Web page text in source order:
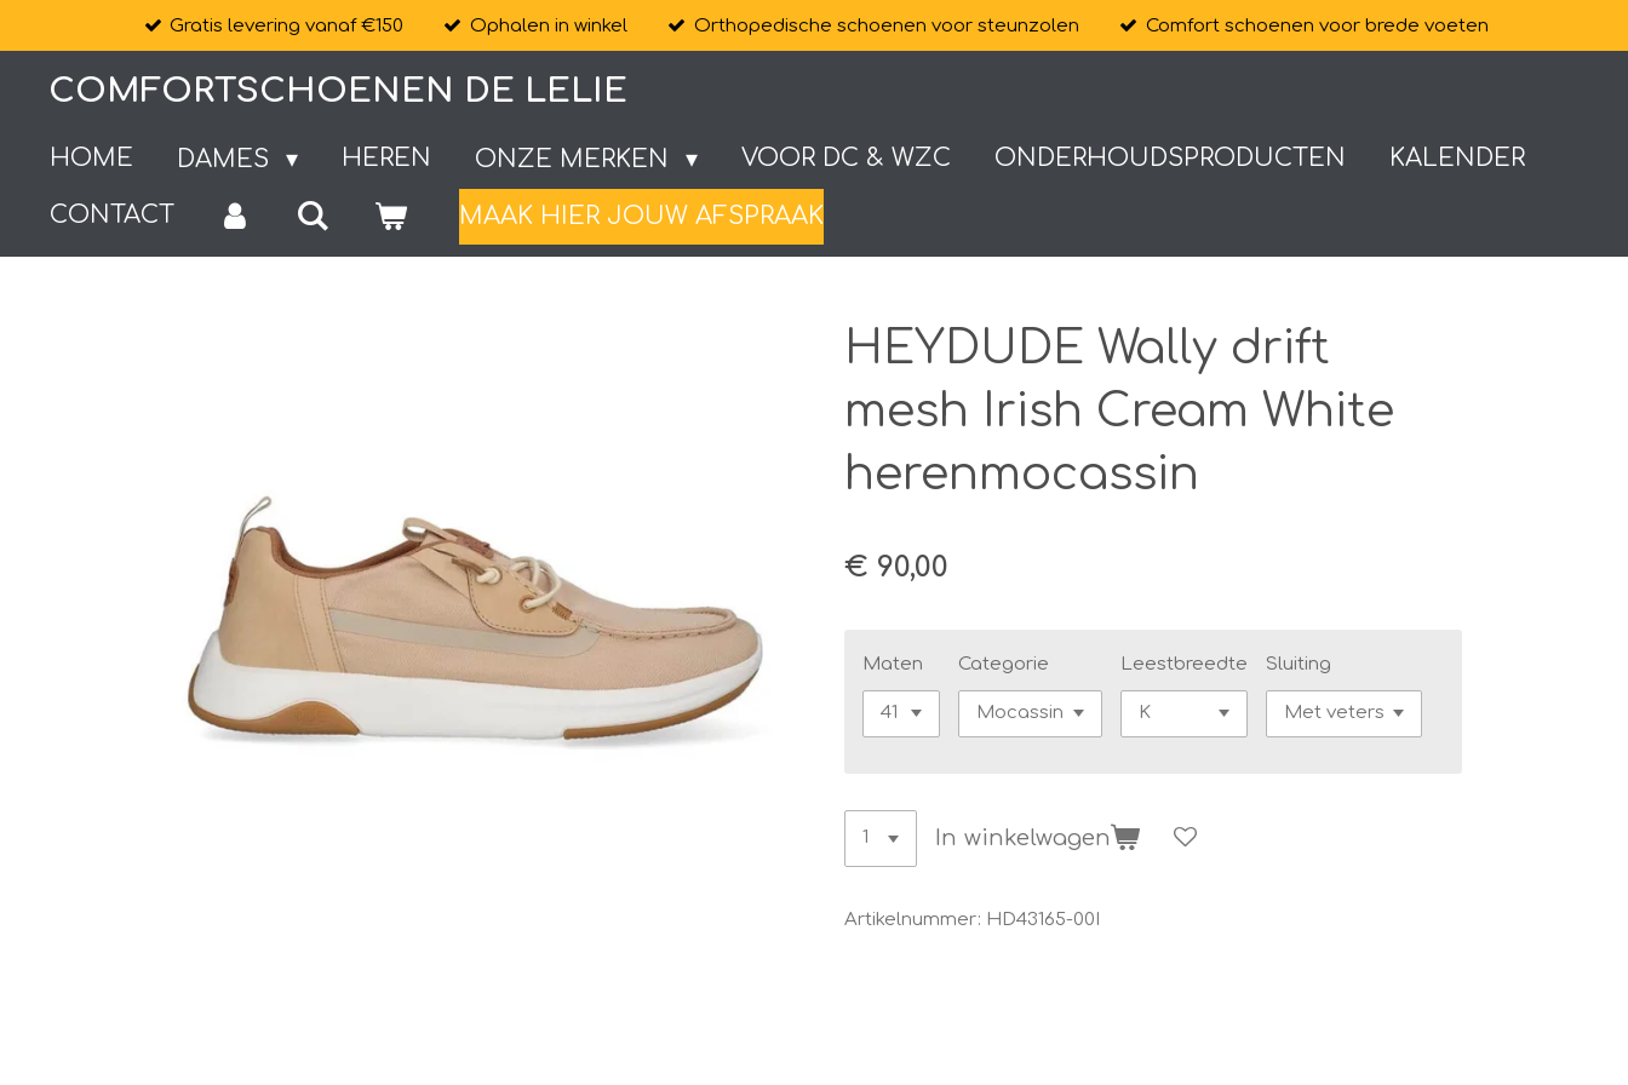
hoofdinhoud
Gratis levering vanaf €150 Ophalen in winkel Orthopedische schoenen voor steunzolen Comfort schoenen voor brede voeten
COMFORTSCHOENEN DE LELIE
HOME DAMES HEREN ONZE MERKEN VOOR DC & WZC ONDERHOUDSPRODUCTEN KALENDER
CONTACT MAAK HIER JOUW AFSPRAAK
HEYDUDE Wally drift
mesh Irish Cream White
herenmocassin
€ 90,00
Maten Categorie Leestbreedte Sluiting
In winkelwagen
Artikelnummer: HD43165-00I